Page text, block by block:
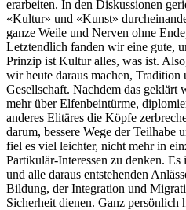
erarbeiten. In den Diskussionen
«Kultur» und «Kunst»
ganze Weile und Nerven ohne
Letztendlich fanden wir eine gute,
Prinzip ist Kultur alles, was ist.
wir heute daraus machen, Tradition
Gesellschaft. Nachdem das geklärt
mehr über Elfenbeintürme,
anderes Elitäres die Köpfe
darum, bessere Wege der Teilhabe
fiel es viel leichter, nicht mehr in
Partikulär-Interessen zu denken.
und alle daraus entstehenden
Bildung, der Integration und
Sicherheit dienen. Ganz persönlich